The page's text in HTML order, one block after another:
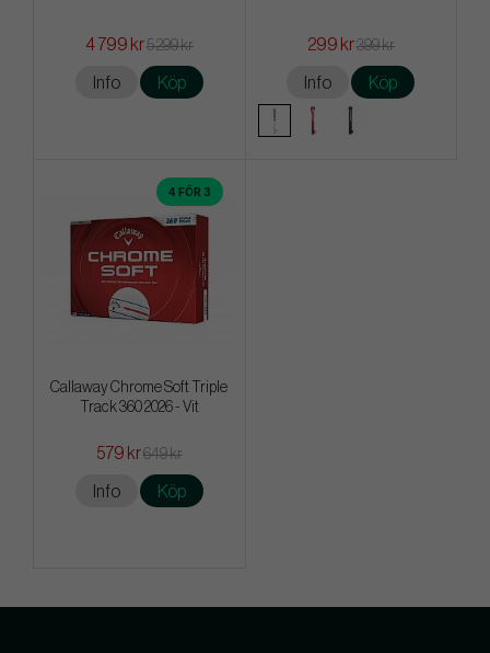
4 799 kr5 299 kr
Info Köp
299 kr399 kr
Info Köp
4 FÖR 3
Callaway Chrome Soft Triple
Track 360 2026 - Vit
579 kr649 kr
Info Köp